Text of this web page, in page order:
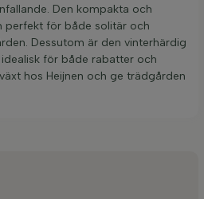
Den kompakta och
perfekt för både solitär och
Dessutom är den vinterhärdig
för både rabatter och
hos Heijnen och ge trädgården